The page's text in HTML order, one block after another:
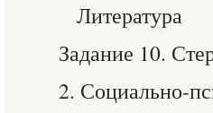
Литература
Задание 10.
2. Социально-